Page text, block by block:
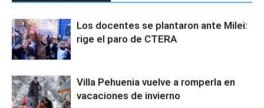
Los docentes se plantaron ante Milei:
rige el paro de CTERA
Villa Pehuenia vuelve a romperla en
vacaciones de invierno